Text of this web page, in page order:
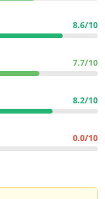
8.6/10
7.7/10
8.2/10
0.0/10